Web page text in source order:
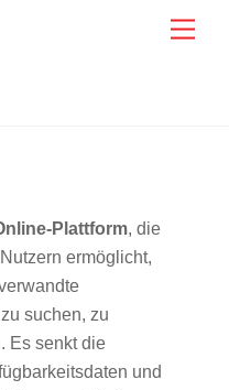
Plattform, die
ermöglicht,
suchen, zu
Es senkt die
und